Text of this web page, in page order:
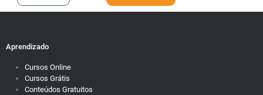
Aprendizado
Cursos Online
Cursos Grátis
Conteúdos Gratuitos